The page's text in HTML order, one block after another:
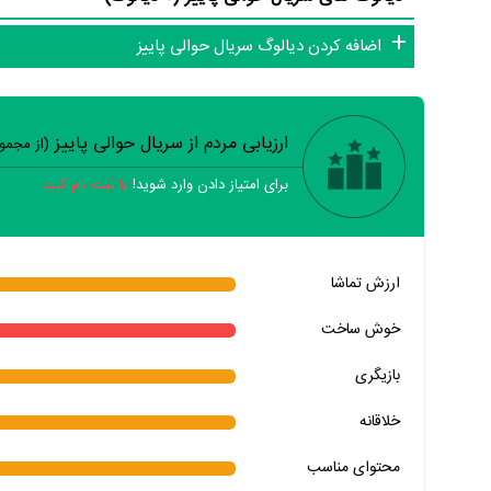
اضافه کردن دیالوگ سریال حوالی پاییز
خیر بله
خیر بله
خیر بله
خیر تقریبا بله
ارزیابی مردم از سریال حوالی پاییز (از
برای امتیاز دادن وارد شوید! یا ثبت نام کنید
ارزش تماشا
خوش ساخت
بازیگری
خلاقانه
محتوای مناسب